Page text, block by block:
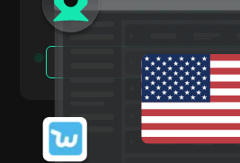
Skrill
Snapchat
SoundCloud
Spotify
Square
Leia Mais